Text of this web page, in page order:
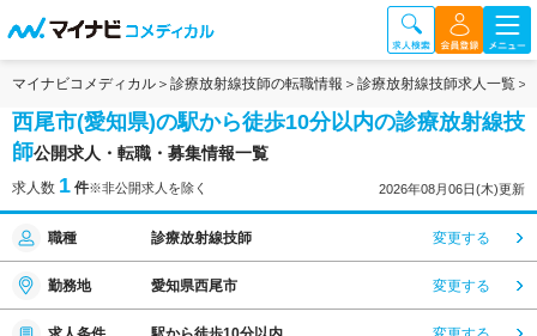
マイナビコメディカル 診療放射線技師の転職情報 診療放射線技師求人一覧
西尾市(愛知県)の駅から徒歩10分以内の診療放射線技
師公開求人・転職・募集情報一覧
求人数 1 件※非公開求人を除く 2026年08月06日(木)更新
職種 診療放射線技師 変更する
勤務地 愛知県西尾市 変更する